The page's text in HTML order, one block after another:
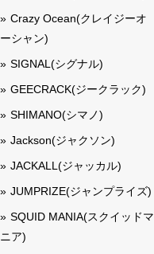
Crazy Ocean(クレイジーオ
ーシャン)
SIGNAL(シグナル)
GEECRACK(ジークラック)
SHIMANO(シマノ)
Jackson(ジャクソン)
JACKALL(ジャッカル)
JUMPRIZE(ジャンプライズ)
SQUID MANIA(スクイッドマ
ニア)